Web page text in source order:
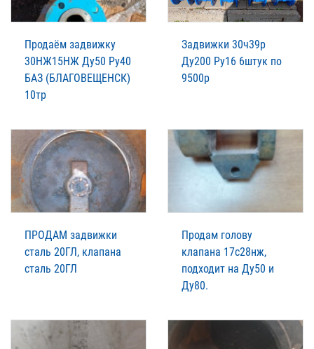
Пpодаём зaдвижку
30НЖ15НЖ Ду50 Ру40
БАЗ (БЛАГОВЕЩЕНСК)
10тр
Задвижки 30ч39р
Ду200 Ру16 6штук по
9500р
ПРОДАМ задвижки
сталь 20ГЛ, клапана
сталь 20ГЛ
Продам голову
клапана 17с28нж,
подходит на Ду50 и
Ду80.